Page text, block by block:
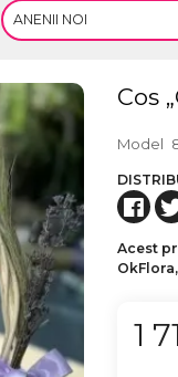
Cos
Model
Acest
1